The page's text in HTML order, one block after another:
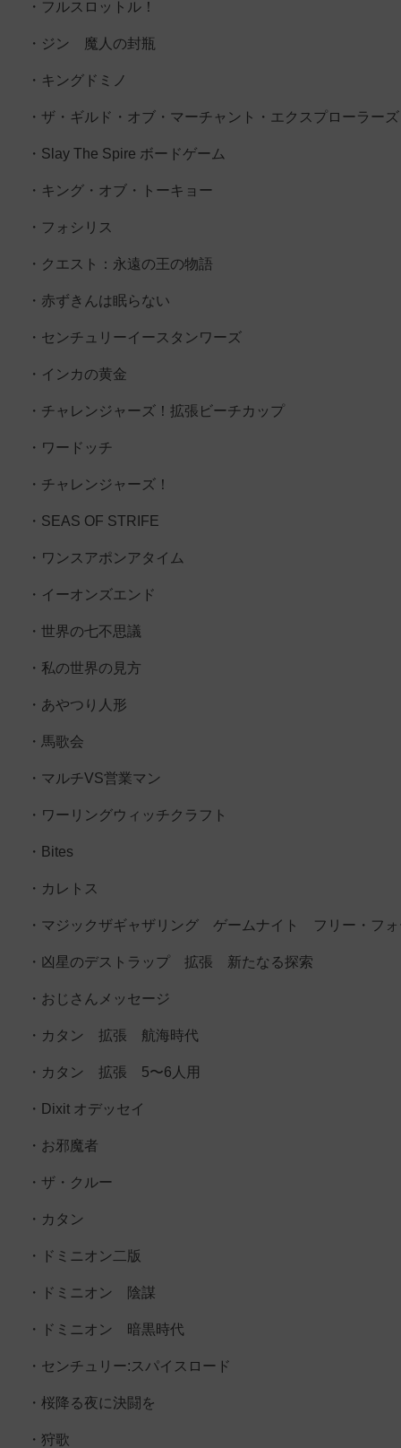
・フルスロットル！
・ジン 魔人の封瓶
・キングドミノ
・ザ・ギルド・オブ・マーチャント・エクスプローラーズ
・Slay The Spire ボードゲーム
・キング・オブ・トーキョー
・フォシリス
・クエスト：永遠の王の物語
・赤ずきんは眠らない
・センチュリーイースタンワーズ
・インカの黄金
・チャレンジャーズ！拡張ビーチカップ
・ワードッチ
・チャレンジャーズ！
・SEAS OF STRIFE
・ワンスアポンアタイム
・イーオンズエンド
・世界の七不思議
・私の世界の見方
・あやつり人形
・馬歌会
・マルチVS営業マン
・ワーリングウィッチクラフト
・Bites
・カレトス
・マジックザギャザリング ゲームナイト フリー・フォ
・凶星のデストラップ 拡張 新たなる探索
・おじさんメッセージ
・カタン 拡張 航海時代
・カタン 拡張 5〜6人用
・Dixit オデッセイ
・お邪魔者
・ザ・クルー
・カタン
・ドミニオン二版
・ドミニオン 陰謀
・ドミニオン 暗黒時代
・センチュリー:スパイスロード
・桜降る夜に決闘を
・狩歌